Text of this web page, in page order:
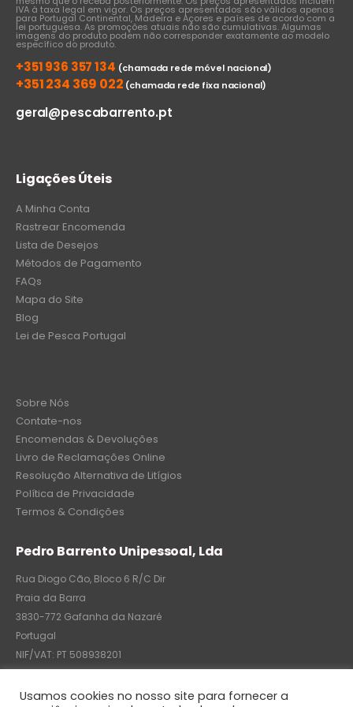
IVA à taxa legal em vigor. Os preços apresentados são válidos apenas
para Portugal Continental, Madeira e Açores e países de acordo com a
lei portuguesa. As promoções atuais não são cumulativas. Algumas
imagens do produto podem não corresponder exatamente ao modelo
específico do produto.
+351 936 357 134 (chamada rede móvel nacional)
+351 234 369 022 (chamada rede fixa nacional)
geral@pescabarrento.pt
Ligações Úteis
A Minha Conta
Rastrear Encomenda
Lista de Desejos
Métodos de Pagamento
FAQs
Mapa do Site
Blog
Lei de Pesca Portugal
Sobre Nós
Contate-nos
Encomendas & Devoluções
Livro de Reclamações Online
Resolução Alternativa de Litígios
Política de Privacidade
Termos & Condições
Pedro Barrento Unipessoal, Lda
Rua Diogo Cão, Bloco 6 R/C Dir
Praia da Barra
3830-772 Gafanha da Nazaré
Portugal
NIF/VAT: PT 508938201
C.R.C.: 7004-8522-6075
Usamos cookies no nosso site para fornecer a